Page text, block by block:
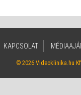
KAPCSOLAT
© 2026 Videoklinika.hu